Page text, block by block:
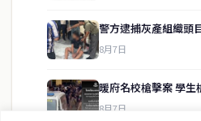
警方逮捕灰產組織頭
8月7日
暖府名校槍擊案 學生
8月7日